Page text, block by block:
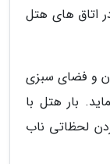
اتاق های هتل
و فضای سبزی
بار هتل با
لحظاتی ناب